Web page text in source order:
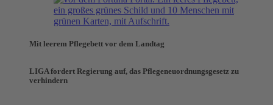
Mit leerem Pflegebett vor dem Landtag
LIGA fordert Regierung auf, das Pflegeneuordnungsgesetz zu
verhindern